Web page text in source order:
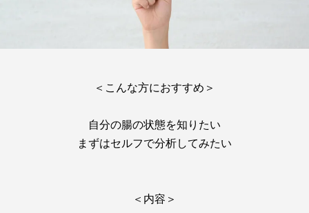
＜こんな方におすすめ＞
自分の腸の状態を知りたい
まずはセルフで分析してみたい
＜内容＞